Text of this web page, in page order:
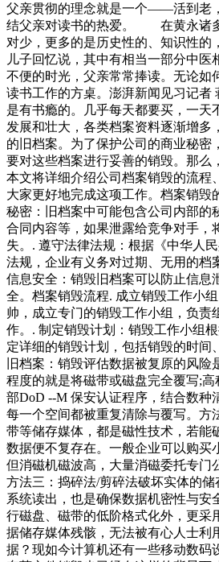
父亲贯彻的理念就是一个——活到老
结父亲对读书的热爱。 在黄永诸
对少，更多的是历史性的、知识性的
儿子回忆说，其中有相当一部分中医
不便的时光，父亲常常捧读。无论如
读书工作的方桌。澎湃新闻见习记
是有书瘾的。几乎每天都要买，一天
发展和壮大，各类档案资料逐渐增多
的旧档案。为了保护公司的商业秘密
要对这些档案进行妥善的销毁。那么
本文将详细介绍公司档案销毁的流程
大家更好地完成这项工作。档案销毁
秘密：旧档案中可能包含公司内部的
合同内容等，如果泄露给竞争对手，
失。. 遵守法律法规：根据《中华人
法规，企业有义务对过期、无用的档
信息安全：销毁旧档案可以防止信息
全。档案销毁流程. 成立销毁工作小
帅，成立专门的销毁工作小组，负责
作。. 制定销毁计划：销毁工作小组
定详细的销毁计划，包括销毁的时间
旧档案：销毁评估数据被复原的风
程度的就是将磁带或磁盘完全覆写;
部DoD --M 保安认证程序，结合数种
每一个空间都被重复清除与覆写。方
带等储存媒体，都是磁性技术，若能
数据便不复存在。一般企业可以购买
但消磁机磁波高，大量消磁委托专门
方法三：捣碎法/剪碎法破坏实体的
系统读出，也是确保数据机密性与安
行磁盘、磁带的低阶格式化外，更采
据储存媒体残骸，无法被有心人士利
据？现如今计算机还有一些移动数码